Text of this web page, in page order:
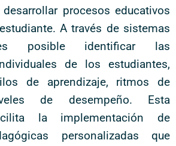
procesos educativos
A través de sistemas
posible identificar las
de los estudiantes,
de aprendizaje, ritmos de
de desempeño. Esta
la implementación de
personalizadas que